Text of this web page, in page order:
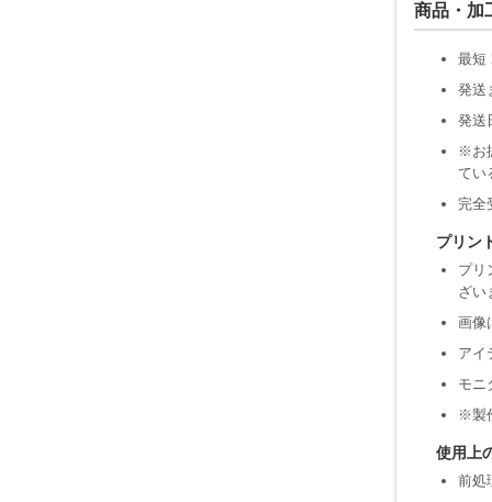
商品・加
最短
発送
発送
※お
てい
完全
プリン
プリ
ざい
画像
アイ
モニ
※製
使用上
前処